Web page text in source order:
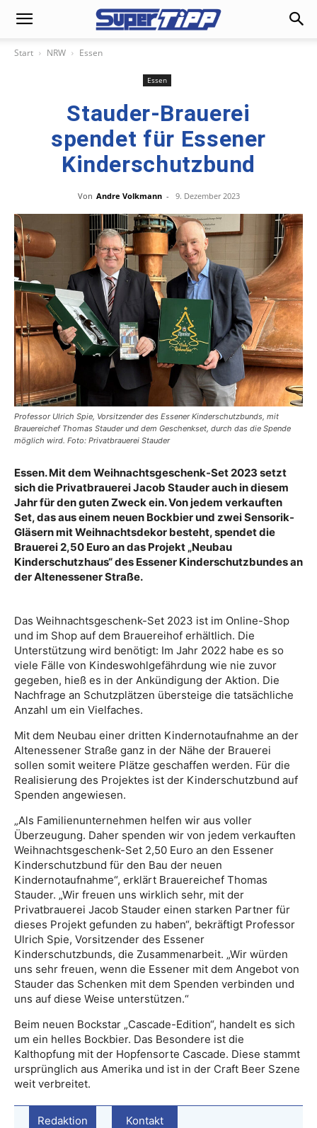
Start NRW Essen
Essen
Stauder-Brauerei
spendet für Essener
Kinderschutzbund
Von Andre Volkmann - 9. Dezember 2023
Professor Ulrich Spie, Vorsitzender des Essener Kinderschutzbunds, mit
Brauereichef Thomas Stauder und dem Geschenkset, durch das die Spende
möglich wird. Foto: Privatbrauerei Stauder
Essen. Mit dem Weihnachtsgeschenk-Set 2023 setzt
sich die Privatbrauerei Jacob Stauder auch in diesem
Jahr für den guten Zweck ein. Von jedem verkauften
Set, das aus einem neuen Bockbier und zwei Sensorik-
Gläsern mit Weihnachtsdekor besteht, spendet die
Brauerei 2,50 Euro an das Projekt „Neubau
Kinderschutzhaus“ des Essener Kinderschutzbundes an
der Altenessener Straße.
Das Weihnachtsgeschenk-Set 2023 ist im Online-Shop
und im Shop auf dem Brauereihof erhältlich. Die
Unterstützung wird benötigt: Im Jahr 2022 habe es so
viele Fälle von Kindeswohlgefährdung wie nie zuvor
gegeben, hieß es in der Ankündigung der Aktion. Die
Nachfrage an Schutzplätzen übersteige die tatsächliche
Anzahl um ein Vielfaches.
Mit dem Neubau einer dritten Kindernotaufnahme an der
Altenessener Straße ganz in der Nähe der Brauerei
sollen somit weitere Plätze geschaffen werden. Für die
Realisierung des Projektes ist der Kinderschutzbund auf
Spenden angewiesen.
„Als Familienunternehmen helfen wir aus voller
Überzeugung. Daher spenden wir von jedem verkauften
Weihnachtsgeschenk-Set 2,50 Euro an den Essener
Kinderschutzbund für den Bau der neuen
Kindernotaufnahme“, erklärt Brauereichef Thomas
Stauder. „Wir freuen uns wirklich sehr, mit der
Privatbrauerei Jacob Stauder einen starken Partner für
dieses Projekt gefunden zu haben“, bekräftigt Professor
Ulrich Spie, Vorsitzender des Essener
Kinderschutzbunds, die Zusammenarbeit. „Wir würden
uns sehr freuen, wenn die Essener mit dem Angebot von
Stauder das Schenken mit dem Spenden verbinden und
uns auf diese Weise unterstützen.“
Beim neuen Bockstar „Cascade-Edition“, handelt es sich
um ein helles Bockbier. Das Besondere ist die
Kalthopfung mit der Hopfensorte Cascade. Diese stammt
ursprünglich aus Amerika und ist in der Craft Beer Szene
weit verbreitet.
Redaktion Kontakt